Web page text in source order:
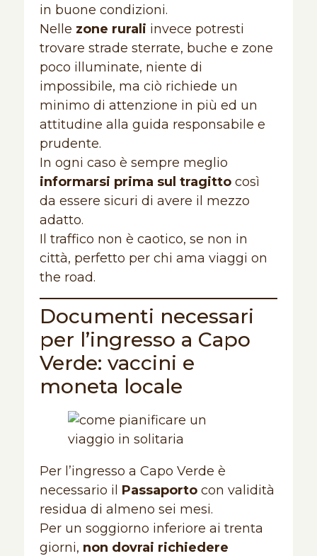
in buone condizioni.
Nelle zone rurali invece potresti
trovare strade sterrate, buche e zone
poco illuminate, niente di
impossibile, ma ciò richiede un
minimo di attenzione in più ed un
attitudine alla guida responsabile e
prudente.
In ogni caso è sempre meglio
informarsi prima sul tragittocosì
da essere sicuri di avere il mezzo
adatto.
Il traffico non è caotico, se non in
città, perfetto per chi ama viaggi on
the road.
Documenti necessari
per l’ingresso a Capo
Verde: vaccini e
moneta locale
Per l’ingresso a Capo Verde è
necessario il Passaporto con validità
residua di almeno sei mesi.
Per un soggiorno inferiore ai trenta
giorni, non dovrai richiedere